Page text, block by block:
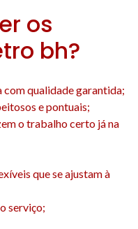
os
bh?
qualidade garantida;
e pontuais;
o trabalho certo já na
que se ajustam à
serviço;